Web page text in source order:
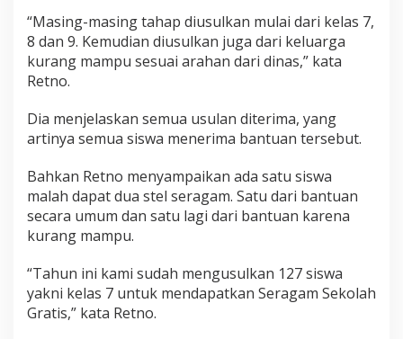
“Masing-masing tahap diusulkan mulai dari kelas 7,
8 dan 9. Kemudian diusulkan juga dari keluarga
kurang mampu sesuai arahan dari dinas,” kata
Retno.
Dia menjelaskan semua usulan diterima, yang
artinya semua siswa menerima bantuan tersebut.
Bahkan Retno menyampaikan ada satu siswa
malah dapat dua stel seragam. Satu dari bantuan
secara umum dan satu lagi dari bantuan karena
kurang mampu.
“Tahun ini kami sudah mengusulkan 127 siswa
yakni kelas 7 untuk mendapatkan Seragam Sekolah
Gratis,” kata Retno.